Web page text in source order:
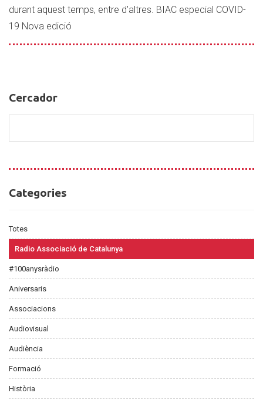
durant aquest temps, entre d’altres. BIAC especial COVID-
19 Nova edició
Cercador
Cercador
Categories
Categories
Totes
Radio Associació de Catalunya
#100anysràdio
Aniversaris
Associacions
Audiovisual
Audiència
Formació
Història